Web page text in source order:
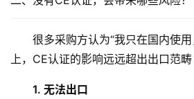
很多采购方认为“我只在国内使
上，CE认证的影响远远超出出口范畴
1. 无法出口